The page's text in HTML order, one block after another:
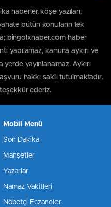
haberler, köşe yazıları,
bütün konuların tek
bingolxhaber.com haber
yapılamaz, kanuna aykırı ve
yayınlanamaz. Aykırı
hakkı saklı tutulmaktadır.
ederiz.
Mobil Menü
Son Dakika
Manşetler
Yazarlar
Namaz Vakitleri
Nöbetçi Eczaneler